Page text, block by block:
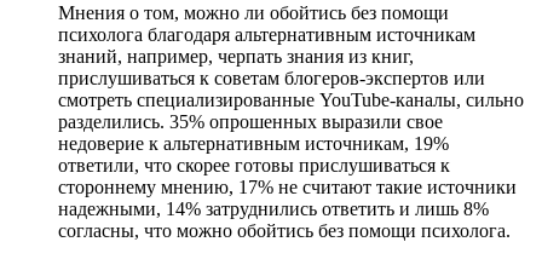
Мнения о том, можно ли обойтись без помощи
психолога благодаря альтернативным источникам
знаний, например, черпать знания из книг,
прислушиваться к советам блогеров-экспертов или
смотреть специализированные YouTube-каналы, сильно
разделились. 35% опрошенных выразили свое
недоверие к альтернативным источникам, 19%
ответили, что скорее готовы прислушиваться к
стороннему мнению, 17% не считают такие источники
надежными, 14% затруднились ответить и лишь 8%
согласны, что можно обойтись без помощи психолога.